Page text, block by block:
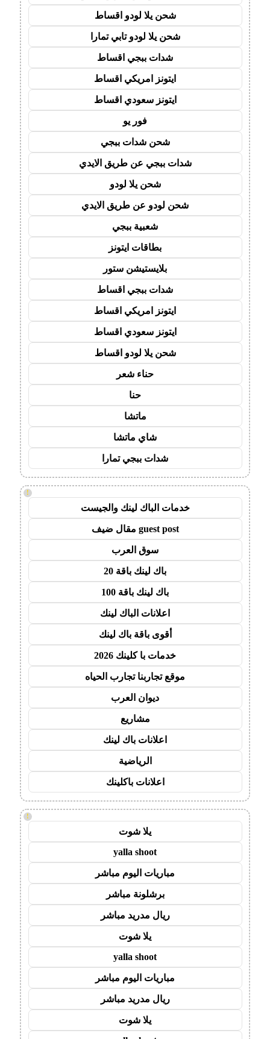
شحن يلا لودو اقساط
شحن يلا لودو تابي تمارا
شدات ببجي اقساط
ايتونز امريكي اقساط
ايتونز سعودي اقساط
فور يو
شحن شدات ببجي
شدات ببجي عن طريق الايدي
شحن يلا لودو
شحن لودو عن طريق الايدي
شعبية ببجي
بطاقات ايتونز
بلايستيشن ستور
شدات ببجي اقساط
ايتونز امريكي اقساط
ايتونز سعودي اقساط
شحن يلا لودو اقساط
حناء شعر
حنا
ماتشا
شاي ماتشا
شدات ببجي تمارا
!
خدمات الباك لينك والجيست
guest post مقال ضيف
سوق العرب
باك لينك باقة 20
باك لينك باقة 100
اعلانات الباك لينك
أقوى باقة باك لينك
خدمات با كلينك 2026
موقع تجاربنا تجارب الحياه
ديوان العرب
مشاريع
اعلانات باك لينك
الرياضية
اعلانات باكلينك
!
يلا شوت
yalla shoot
مباريات اليوم مباشر
برشلونة مباشر
ريال مدريد مباشر
يلا شوت
yalla shoot
مباريات اليوم مباشر
ريال مدريد مباشر
يلا شوت